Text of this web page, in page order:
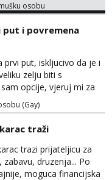
znamo i videopoziv i
već
vrijeme. Malo jesam
ću se da budeš
za svakodn...
osobu
put i povremena
prvi put, iskljucivo da je i
zelju biti s
opcije, vjeruj mi za
najlonke…ako bude
povremena vidanja
bude u sobi
grade 180cm 110kg.
o lokaciji i vremenu ja
Odgovara mi cijela
(Gay)
traži
trazi prijateljicu za
druzenja... Po
moguca financijska